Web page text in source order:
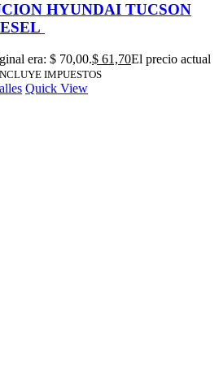
HYUNDAI TUCSON
era: $ 70,00.$ 61,70El precio actual
IMPUESTOS
Quick View